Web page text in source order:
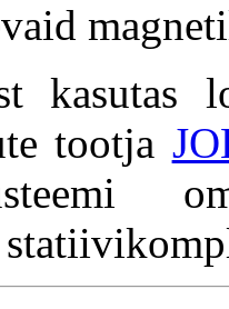
kasutas
tootja